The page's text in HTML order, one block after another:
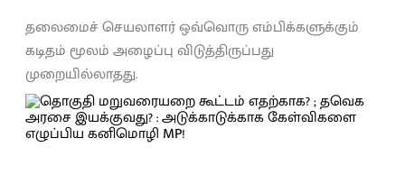
தலைமைச் செயலாளர் ஒவ்வொரு எம்பிக்களுக்கும்
கடிதம் மூலம் அழைப்பு விடுத்திருப்பது
முறையில்லாதது.